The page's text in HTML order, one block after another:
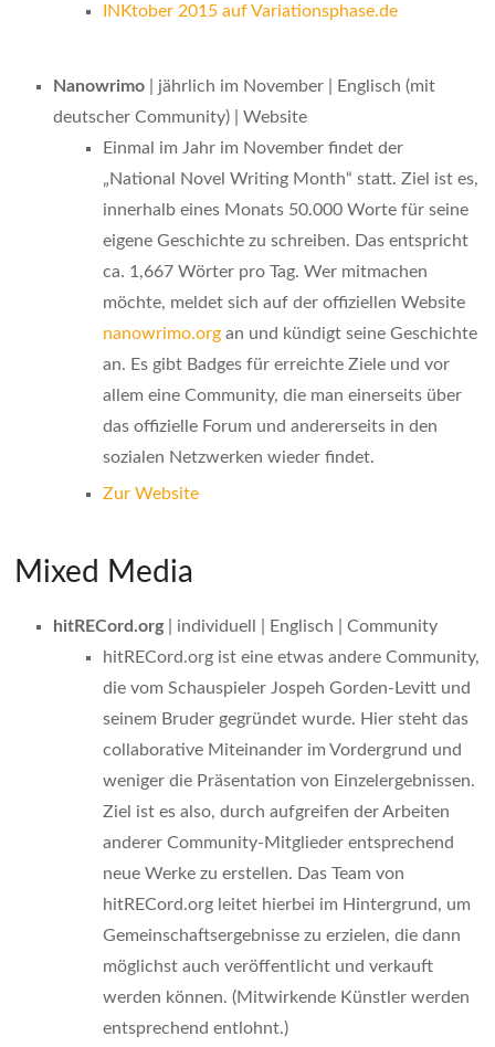
INKtober 2015 auf Variationsphase.de
Nanowrimo | jährlich im November | Englisch (mit
deutscher Community) | Website
Einmal im Jahr im November findet der
„National Novel Writing Month“ statt. Ziel ist es,
innerhalb eines Monats 50.000 Worte für seine
eigene Geschichte zu schreiben. Das entspricht
ca. 1,667 Wörter pro Tag. Wer mitmachen
möchte, meldet sich auf der offiziellen Website
nanowrimo.org an und kündigt seine Geschichte
an. Es gibt Badges für erreichte Ziele und vor
allem eine Community, die man einerseits über
das offizielle Forum und andererseits in den
sozialen Netzwerken wieder findet.
Zur Website
Mixed Media
hitRECord.org| individuell | Englisch | Community
hitRECord.org ist eine etwas andere Community,
die vom Schauspieler Jospeh Gorden-Levitt und
seinem Bruder gegründet wurde. Hier steht das
collaborative Miteinander im Vordergrund und
weniger die Präsentation von Einzelergebnissen.
Ziel ist es also, durch aufgreifen der Arbeiten
anderer Community-Mitglieder entsprechend
neue Werke zu erstellen. Das Team von
hitRECord.org leitet hierbei im Hintergrund, um
Gemeinschaftsergebnisse zu erzielen, die dann
möglichst auch veröffentlicht und verkauft
werden können. (Mitwirkende Künstler werden
entsprechend entlohnt.)